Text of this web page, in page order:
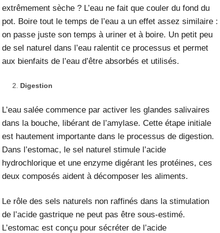
extrêmement sèche ? L’eau ne fait que couler du fond du
pot. Boire tout le temps de l’eau a un effet assez similaire :
on passe juste son temps à uriner et à boire. Un petit peu
de sel naturel dans l’eau ralentit ce processus et permet
aux bienfaits de l’eau d’être absorbés et utilisés.
Digestion
L’eau salée commence par activer les glandes salivaires
dans la bouche, libérant de l’amylase. Cette étape initiale
est hautement importante dans le processus de digestion.
Dans l’estomac, le sel naturel stimule l’acide
hydrochlorique et une enzyme digérant les protéines, ces
deux composés aident à décomposer les aliments.
Le rôle des sels naturels non raffinés dans la stimulation
de l’acide gastrique ne peut pas être sous-estimé.
L’estomac est conçu pour sécréter de l’acide